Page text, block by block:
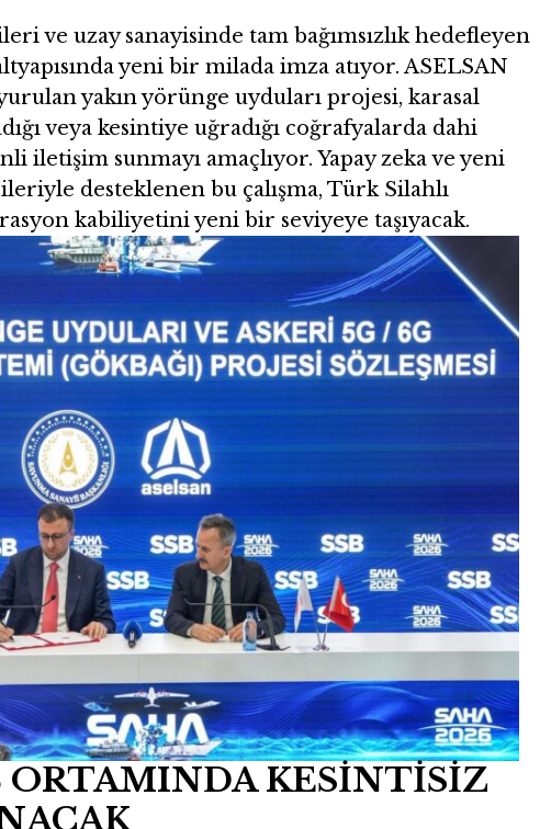
ve uzay sanayisinde tam bağımsızlık hedefleyen
yeni bir milada imza atıyor. ASELSAN
yakın yörünge uyduları projesi, karasal
veya kesintiye uğradığı coğrafyalarda dahi
iletişim sunmayı amaçlıyor. Yapay zeka ve yeni
desteklenen bu çalışma, Türk Silahlı
kabiliyetini yeni bir seviyeye taşıyacak.
ORTAMINDA KESİNTİSİZ